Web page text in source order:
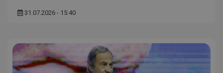
31.07.2026 - 15:40